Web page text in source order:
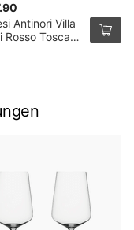
Antinori Villa
Rosso Toscana